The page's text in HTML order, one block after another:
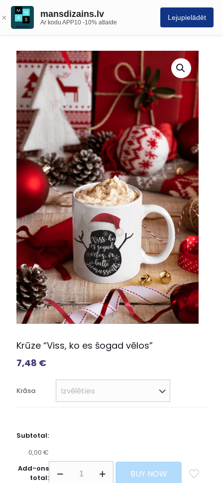
mansdizains.lv
Ar kodu APP10 -10% atlaide
Lejupielādēt
Krūze “Viss, ko es šogad vēlos”
7,48 €
Krāsa
Subtotal:
0,00 €
Add-ons
total:
BUY NOW